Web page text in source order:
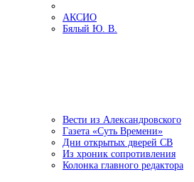
АКСИО
Бялый Ю. В.
Вести из Александровского
Газета «Суть Времени»
Дни открытых дверей СВ
Из хроник сопротивления
Колонка главного редактора